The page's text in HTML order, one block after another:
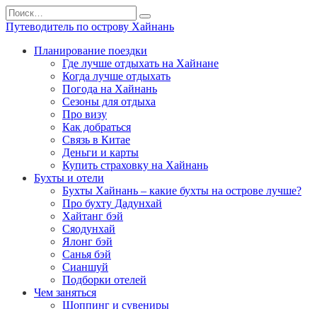
Перейти
к
содержанию
Search
for:
Путеводитель по острову Хайнань
Планирование поездки
Где лучше отдыхать на Хайнане
Когда лучше отдыхать
Погода на Хайнань
Сезоны для отдыха
Про визу
Как добраться
Связь в Китае
Деньги и карты
Купить страховку на Хайнань
Бухты и отели
Бухты Хайнань – какие бухты на острове лучше?
Про бухту Дадунхай
Хайтанг бэй
Сяодунхай
Ялонг бэй
Санья бэй
Сианшуй
Подборки отелей
Чем заняться
Шоппинг и сувениры